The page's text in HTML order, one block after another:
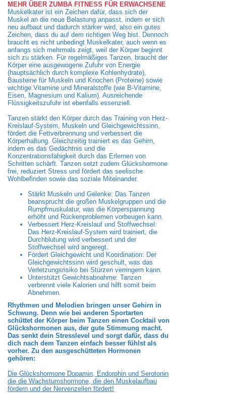
MEHR ÜBER ZUMBA FITNESS FÜR ERWACHSENE
Muskelkater ist ein Zeichen dafür, dass sich der
Muskel an die neue Belastung anpasst, indem er sich
neu aufbaut und dadurch stärker wird, also ein gutes
Zeichen, dass du auf dem richtigen Weg bist. Dennoch
braucht es nicht unbedingt Muskelkater, auch wenn es
anfangs sich mehrmals zeigt, weil der Körper beginnt
sich zu stärken. Für regelmäßiges Tanzen, braucht der
Körper eine ausgewogene Zufuhr von Energie
(hauptsächlich durch komplexe Kohlenhydrate),
Bausteine für Muskeln und Knochen (Proteine) sowie
wichtige Vitamine und Mineralstoffe (wie B-Vitamine,
Eisen, Magnesium und Kalium). Ausreichende
Flüssigkeitszufuhr ist ebenfalls essenziell.
Tanzen stärkt den Körper durch das Training von Herz-
Kreislauf-System, Muskeln und Gleichgewichtssinn,
fördert die Fettverbrennung und verbessert die
Körperhaltung. Gleichzeitig trainiert es das Gehirn,
indem es das Gedächtnis und die
Konzentrationsfähigkeit durch das Erlernen von
Schritten schärft. Tanzen setzt zudem Glückshormone
frei, reduziert Stress und fördert das seelische
Wohlbefinden sowie das soziale Miteinander.
Stärkt Muskeln und Gelenke: Das Tanzen
beansprucht die großen Muskelgruppen und die
Rumpfmuskulatur, was die Körperspannung
erhöht und Rückenproblemen vorbeugen kann.
Verbessert Herz-Kreislauf und Stoffwechsel:
Das Herz-Kreislauf-System wird trainiert, die
Durchblutung wird verbessert und der
Stoffwechsel wird angeregt.
Fördert Gleichgewicht und Koordination: Der
Gleichgewichtssinn wird geschult, was das
Verletzungsrisiko bei Stürzen verringern kann.
Unterstützt Gewichtsabnahme: Tanzen
verbrennt viele Kalorien und hilft somit beim
Abnehmen.
Rhythmen und Melodien bringen unser Gehirn in
Schwung. Denn wie bei anderen Sportarten
schüttet der Körper beim Tanzen einen Cocktail von
Glückshormonen aus, der gute Stimmung macht.
Das senkt dein Stresslevel und sorgt dafür, dass du
dich nach dem Tanzen einfach besser fühlst als
vorher. Zu den ausgeschütteten Hormonen
gehören:
Die Glückshormone Dopamin, Endorphin und Serotonin
die die Wachstumshormone, die den Muskelaufbau
fördern und der Nervenzellen fördert!